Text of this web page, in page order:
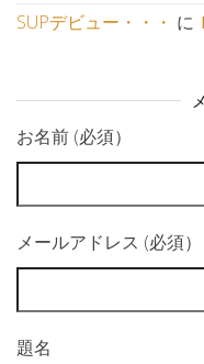
SUPデビュー・・・ に
お名前 (必須）
メールアドレス (必須）
題名